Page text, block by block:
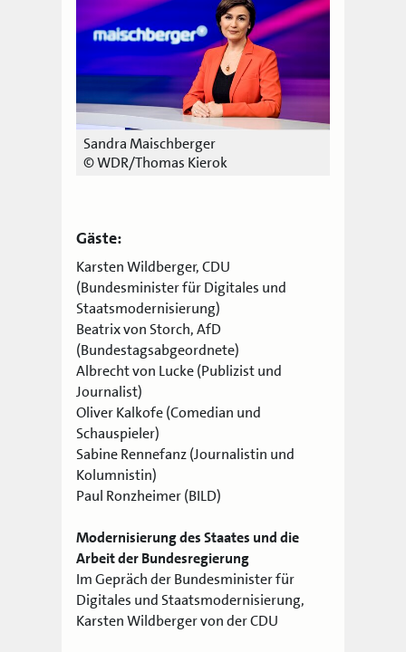
Sandra Maischberger
© WDR/Thomas Kierok
Gäste:
Karsten Wildberger, CDU
(Bundesminister für Digitales und
Staatsmodernisierung)
Beatrix von Storch, AfD
(Bundestagsabgeordnete)
Albrecht von Lucke (Publizist und
Journalist)
Oliver Kalkofe (Comedian und
Schauspieler)
Sabine Rennefanz (Journalistin und
Kolumnistin)
Paul Ronzheimer (BILD)
Modernisierung des Staates und die
Arbeit der Bundesregierung
Im Gepräch der Bundesminister für
Digitales und Staatsmodernisierung,
Karsten Wildberger von der CDU